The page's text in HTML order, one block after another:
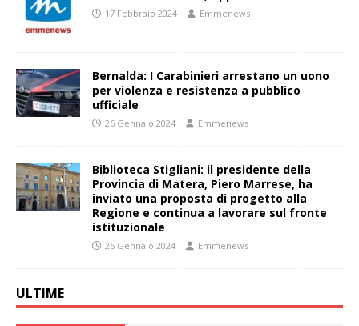
17 Febbraio 2024 Emmenews
Bernalda: I Carabinieri arrestano un uono
per violenza e resistenza a pubblico
ufficiale
26 Gennaio 2024 Emmenews
Biblioteca Stigliani: il presidente della
Provincia di Matera, Piero Marrese, ha
inviato una proposta di progetto alla
Regione e continua a lavorare sul fronte
istituzionale
26 Gennaio 2024 Emmenews
ULTIME